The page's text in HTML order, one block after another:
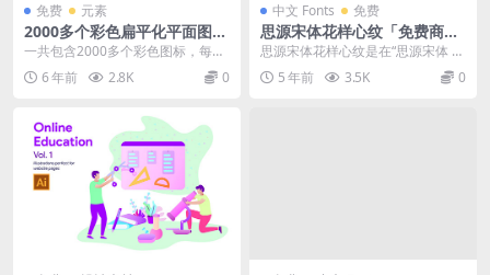
免费 元素
2000多个彩色扁平化平面图标
The Flat Icons
一共包含2000多个彩色图标，每套
图标都包含透明PNG（24×24、32
×32、...
6 年前 2.8K 0
中文 Fonts 免费
思源宋体花样心纹「免费商用
字体」
思源宋体花样心纹是在“思源宋体 粗
体”基础上提取英文与符号共123个
字形，汉字6...
5 年前 3.5K 0